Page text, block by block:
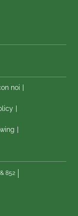
noi
852